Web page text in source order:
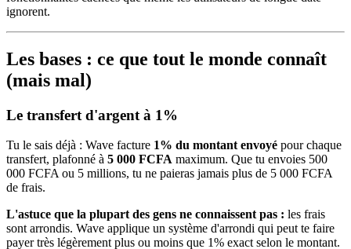
ignorent.
Les bases : ce que tout le monde connaît
(mais mal)
Le transfert d'argent à 1%
Tu le sais déjà : Wave facture 1% du montant envoyé pour chaque
transfert, plafonné à 5 000 FCFA maximum. Que tu envoies 500
000 FCFA ou 5 millions, tu ne paieras jamais plus de 5 000 FCFA
de frais.
L'astuce que la plupart des gens ne connaissent pas : les frais
sont arrondis. Wave applique un système d'arrondi qui peut te faire
payer très légèrement plus ou moins que 1% exact selon le montant.